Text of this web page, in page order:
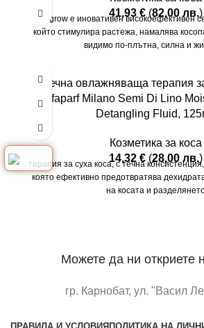
41,93 € (82,00 лв.)
Regrow e иновативен високоефективен
който стимулира растежа, намалява
видимо по-плътна, силна и
Течна овлажняваща терапия
Alfaparf Milano Semi Di Lino
Detangling Fluid,
Козметика за коса
14,32 € (28,00 лв.)
терапия за суха коса, с течна
която ефективно предотвратява
на косата и
Можете да ни откриете
гр. Карнобат, ул. "Васил